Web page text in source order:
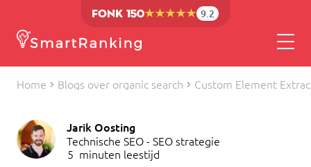
9.2
Home Blogs over organic search Custom Element
Jarik Oosting
Technische SEO - SEO strategie
5 minuten leestijd